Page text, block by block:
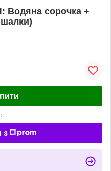
Водяна сорочка +
з